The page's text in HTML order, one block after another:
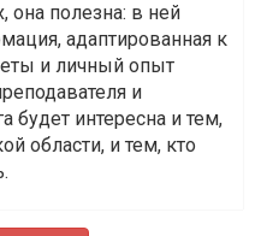
она полезна: в ней
адаптированная к
и личный опыт
и
будет интересна и тем,
области, и тем, кто